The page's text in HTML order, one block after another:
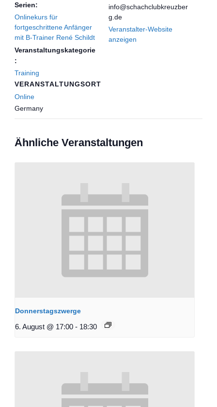
Serien:
Onlinekurs für
fortgeschrittene Anfänger
mit B-Trainer René Schildt
Veranstaltungskategorie
:
Training
VERANSTALTUNGSORT
Online
Germany
info@schachclubkreuzber
g.de
Veranstalter-Website
anzeigen
Ähnliche Veranstaltungen
Donnerstagszwerge
6. August @ 17:00 - 18:30